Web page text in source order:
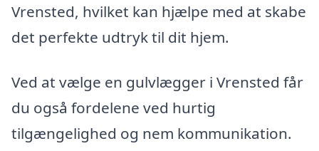
Vrensted, hvilket kan hjælpe med at skabe
det perfekte udtryk til dit hjem.
Ved at vælge en gulvlægger i Vrensted får
du også fordelene ved hurtig
tilgængelighed og nem kommunikation.